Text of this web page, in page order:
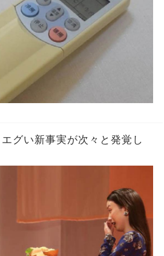
エグい新事実が次々と発覚し